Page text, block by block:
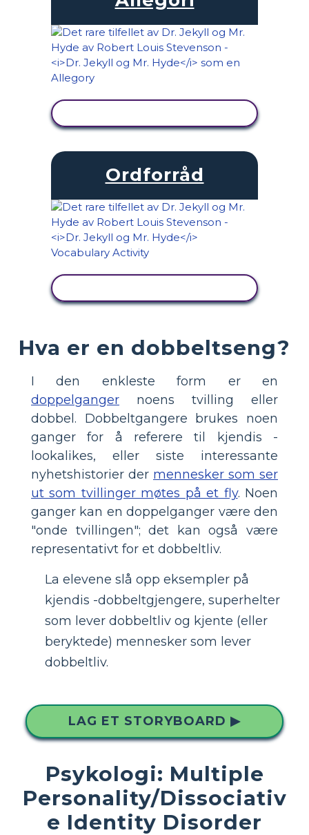
Ordforråd
Hva er en dobbeltseng?
I den enkleste form er en
doppelganger noens tvilling eller
dobbel. Dobbeltgangere brukes noen
ganger for å referere til kjendis -
lookalikes, eller siste interessante
nyhetshistorier der mennesker som ser
ut som tvillinger møtes på et fly. Noen
ganger kan en doppelganger være den
"onde tvillingen"; det kan også være
representativt for et dobbeltliv.
La elevene slå opp eksempler på
kjendis -dobbeltgjengere, superhelter
som lever dobbeltliv og kjente (eller
beryktede) mennesker som lever
dobbeltliv.
LAG ET STORYBOARD ▶
Psykologi: Multiple
Personality/Dissociativ
e Identity Disorder